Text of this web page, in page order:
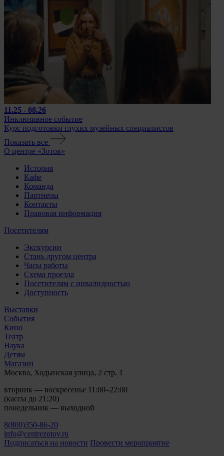
11.25 - 08.26
Инклюзивное событие
Курс подготовки глухих музейных специалистов
Показать все
О центре «Зотов»
История
Кафе
Команда
Партнеры
Контакты
Правовая информация
Посетителям
Экскурсии
Стань другом центра
Часы работы
Схема проезда
Посетителям с инвалидностью
Доступность
Выставки
События
Кино
Театр
Наука
Детям
Магазин
Москва, Ходынская улица, 2 стр. 1
вторник — воскресенье 11:00–22:00
(кассы до 21:20)
понедельник — выходной
8(800)350-86-20
info@centrezotov.ru
Подписаться на новости Провести мероприятие